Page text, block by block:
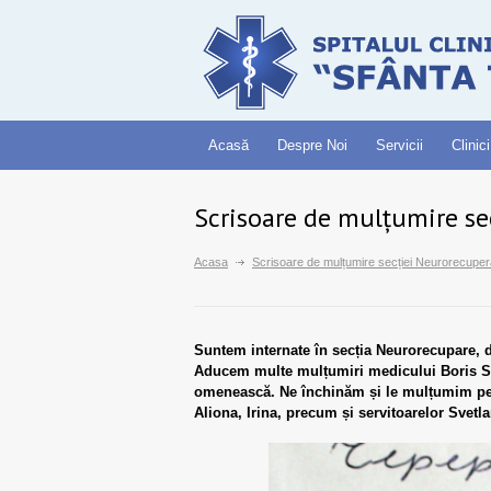
Acasă Despre Noi Servicii
Scrisoare de mulțumire
Acasa Scrisoare de mulțumire secției
Suntem internate în secția
Aducem multe mulțumiri medicului Boris
omenească. Ne închinăm și le mulțumim
Aliona, Irina, precum și servitoarelor